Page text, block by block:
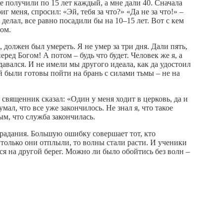
по 15 лет каждый, а мне дали 40. Сначала
меня, спросил: «Эй, тебя за что?» «Да не за что!» –
все равно посадили бы на 10–15 лет. Вот с кем
должен был умереть. Я не умер за три дня. Дали пять,
Богом! А потом – будь что будет. Человек же я, а
И не имели мы другого идеала, как да удостоил
готовы пойти на брань с силами тьмы – не на
сказал: «Один у меня ходит в церковь, да и
что все уже закончилось. Не знал я, что такое
что служба закончилась.
Большую ошибку совершает тот, кто
они отплыли, то волны стали расти. И ученики
на другой берег. Можно ли было обойтись без волн –